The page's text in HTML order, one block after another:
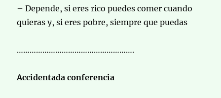
– Depende, si eres rico puedes comer cuando
quieras y, si eres pobre, siempre que puedas
……………………………………………….
Accidentada conferencia